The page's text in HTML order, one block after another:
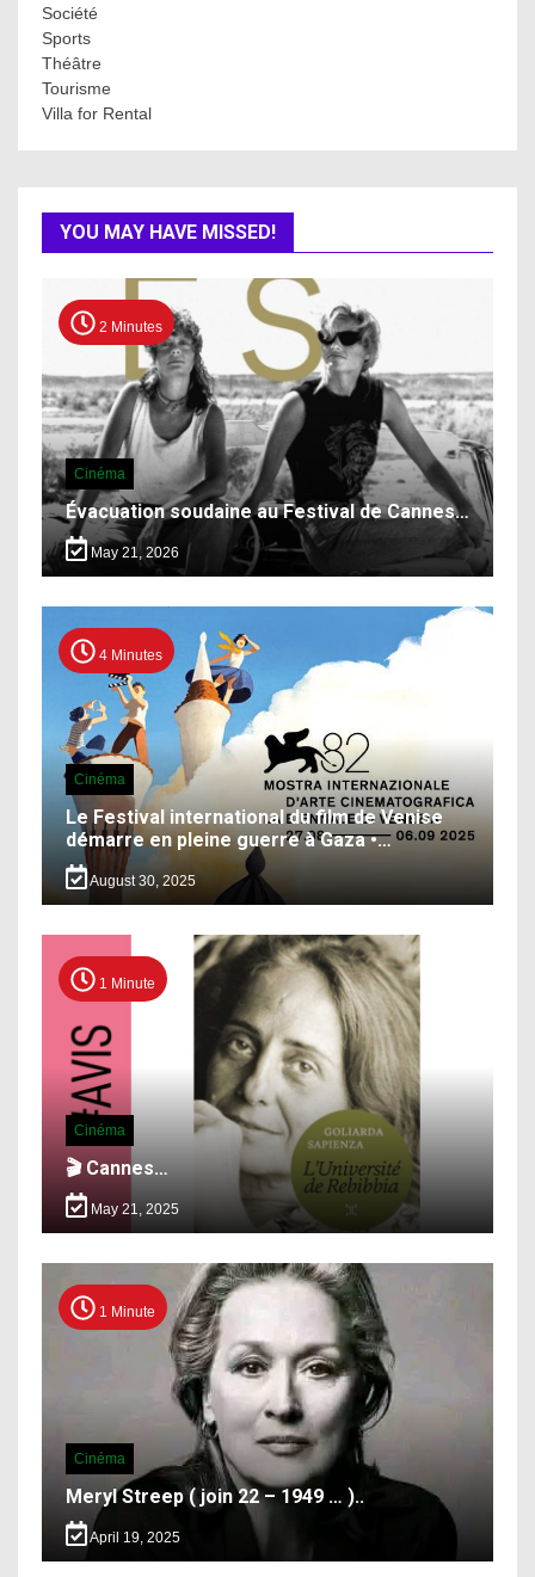
Société
Sports
Théâtre
Tourisme
Villa for Rental
YOU MAY HAVE MISSED!
2 Minutes
Cinéma
Évacuation soudaine au Festival de Cannes…
May 21, 2026
4 Minutes
Cinéma
Le Festival international du film de Venise
démarre en pleine guerre à Gaza •…
August 30, 2025
1 Minute
Cinéma
🎬 Cannes…
May 21, 2025
1 Minute
Cinéma
Meryl Streep ( join 22 – 1949 … )..
April 19, 2025